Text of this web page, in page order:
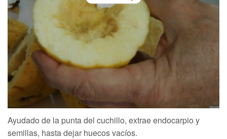
Ayudado de la punta del cuchillo, extrae endocarpio y
semillas, hasta dejar huecos vacíos.